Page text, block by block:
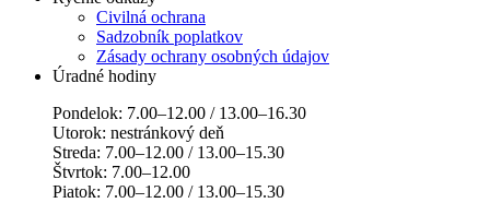
Civilná ochrana
Sadzobník poplatkov
Zásady ochrany osobných údajov
Úradné hodiny
Pondelok: 7.00–12.00 / 13.00–16.30
Utorok: nestránkový deň
Streda: 7.00–12.00 / 13.00–15.30
Štvrtok: 7.00–12.00
Piatok: 7.00–12.00 / 13.00–15.30